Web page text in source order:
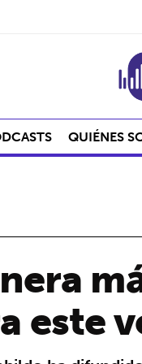
QUIÉNES
este